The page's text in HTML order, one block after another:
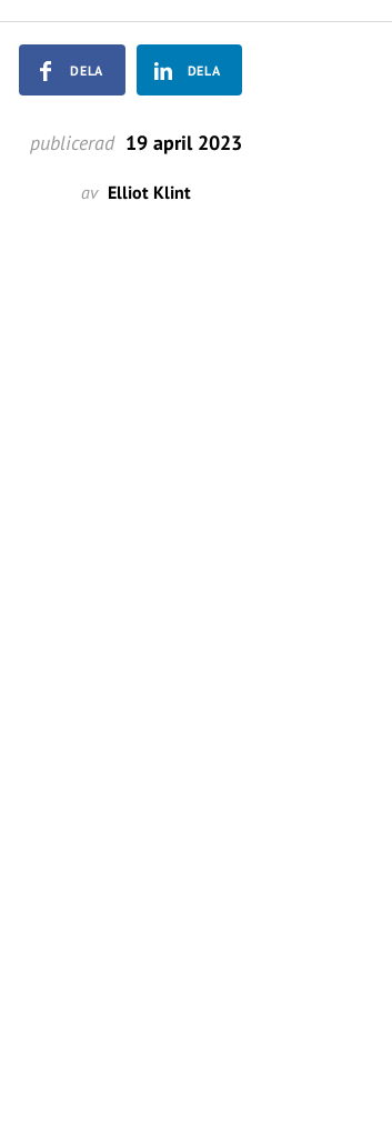
DELA DELA
publicerad 19 april 2023
av Elliot Klint